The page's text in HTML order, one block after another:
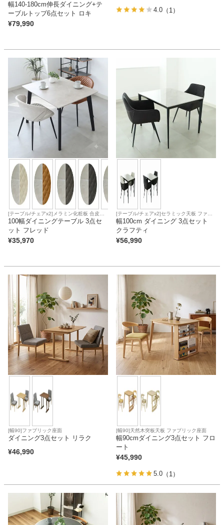
ベッド
収納家具
学習机
ホームオフィス
こたつ
寝具
ファブリック
カーテン
ラグ
マット
収納用品
生活用品
家電・照明器具
ック天板
幅140-180cm伸長ダイニング+テ
ーブルトップ6点セット ロキ
¥79,990
4.0 （1）
[テーブル/チェアx2]メラミン化粧板 合皮座
面
100幅ダイニングテーブル 3点セ
ット フレッド
¥35,970
[テーブル/チェアx2]セラミック天板 ファブ
リック座面
幅100cm ダイニング 3点セット
クラフティ
¥56,990
[幅90]ファブリック座面
ダイニング3点セット リラク
¥46,990
[幅90]天然木突板天板 ファブリック座面
幅90cmダイニング3点セット フロ
ート
¥45,990
5.0 （1）